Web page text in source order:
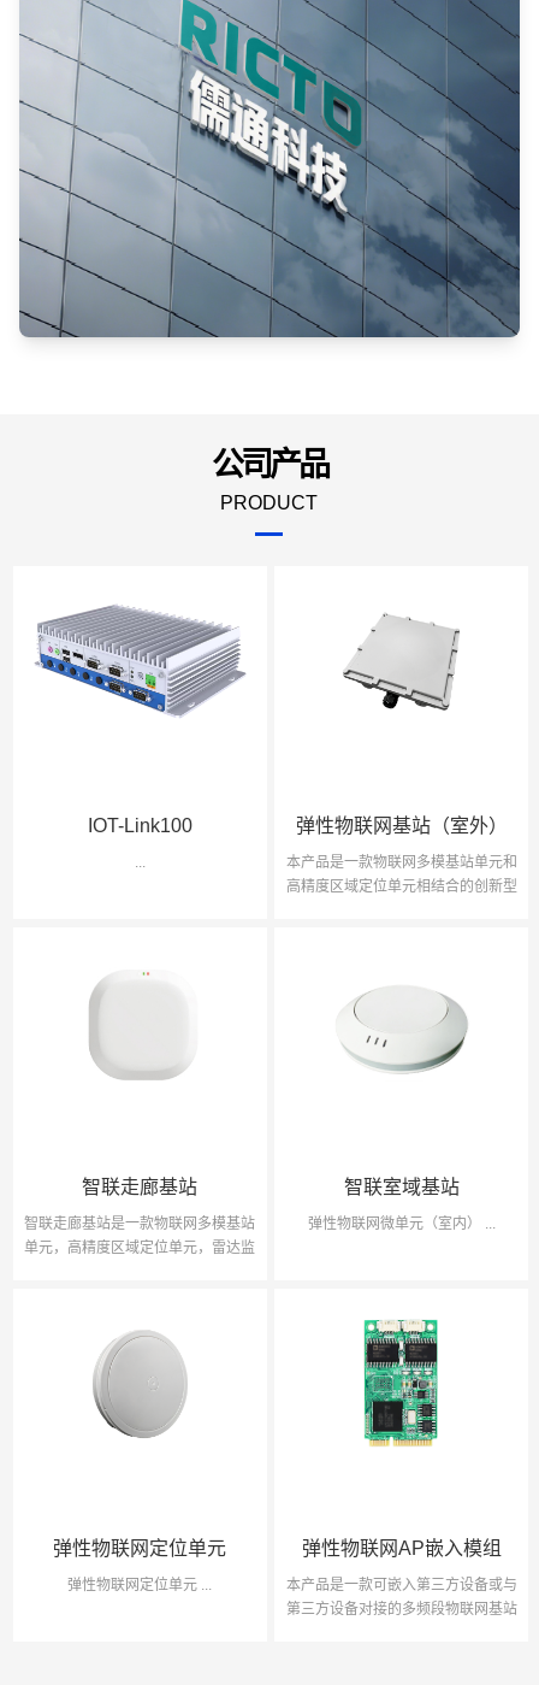
公司产品
PRODUCT
IOT-Link100
...
弹性物联网基站（室外）
本产品是一款物联网多模基站单元和
高精度区域定位单元相结合的创新型
智联走廊基站
智联走廊基站是一款物联网多模基站
单元，高精度区域定位单元，雷达监
智联室域基站
弹性物联网微单元（室内） ...
弹性物联网定位单元
弹性物联网定位单元 ...
弹性物联网AP嵌入模组
本产品是一款可嵌入第三方设备或与
第三方设备对接的多频段物联网基站